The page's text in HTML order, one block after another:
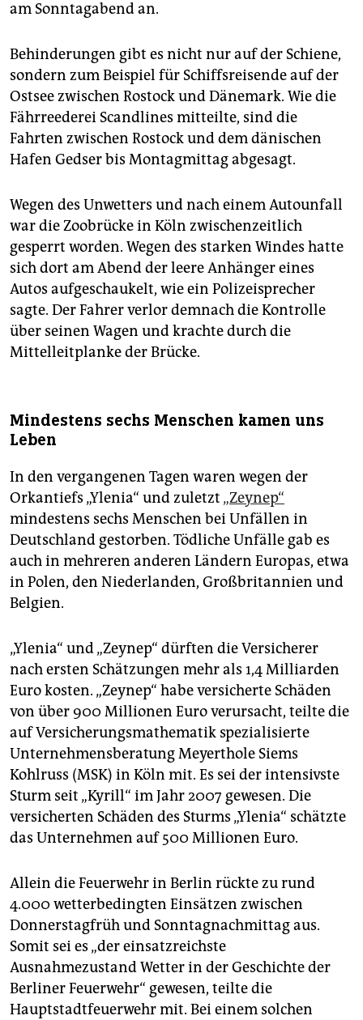
am Sonntagabend an.
Behinderungen gibt es nicht nur auf der Schiene,
sondern zum Beispiel für Schiffsreisende auf der
Ostsee zwischen Rostock und Dänemark. Wie die
Fährreederei Scandlines mitteilte, sind die
Fahrten zwischen Rostock und dem dänischen
Hafen Gedser bis Montagmittag abgesagt.
Wegen des Unwetters und nach einem Autounfall
war die Zoobrücke in Köln zwischenzeitlich
gesperrt worden. Wegen des starken Windes hatte
sich dort am Abend der leere Anhänger eines
Autos aufgeschaukelt, wie ein Polizeisprecher
sagte. Der Fahrer verlor demnach die Kontrolle
über seinen Wagen und krachte durch die
Mittelleitplanke der Brücke.
Mindestens sechs Menschen kamen uns
Leben
In den vergangenen Tagen waren wegen der
Orkantiefs „Ylenia“ und zuletzt „Zeynep“
mindestens sechs Menschen bei Unfällen in
Deutschland gestorben. Tödliche Unfälle gab es
auch in mehreren anderen Ländern Europas, etwa
in Polen, den Niederlanden, Großbritannien und
Belgien.
„Ylenia“ und „Zeynep“ dürften die Versicherer
nach ersten Schätzungen mehr als 1,4 Milliarden
Euro kosten. „Zeynep“ habe versicherte Schäden
von über 900 Millionen Euro verursacht, teilte die
auf Versicherungsmathematik spezialisierte
Unternehmensberatung Meyerthole Siems
Kohlruss (MSK) in Köln mit. Es sei der intensivste
Sturm seit „Kyrill“ im Jahr 2007 gewesen. Die
versicherten Schäden des Sturms „Ylenia“ schätzte
das Unternehmen auf 500 Millionen Euro.
Allein die Feuerwehr in Berlin rückte zu rund
4.000 wetterbedingten Einsätzen zwischen
Donnerstagfrüh und Sonntagnachmittag aus.
Somit sei es „der einsatzreichste
Ausnahmezustand Wetter in der Geschichte der
Berliner Feuerwehr“ gewesen, teilte die
Hauptstadtfeuerwehr mit. Bei einem solchen